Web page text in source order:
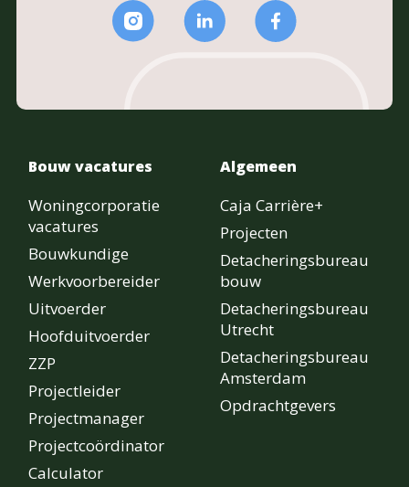
Bouw vacatures
Woningcorporatie
vacatures
Bouwkundige
Werkvoorbereider
Uitvoerder
Hoofduitvoerder
ZZP
Projectleider
Projectmanager
Projectcoördinator
Calculator
Algemeen
Caja Carrière+
Projecten
Detacheringsbureau
bouw
Detacheringsbureau
Utrecht
Detacheringsbureau
Amsterdam
Opdrachtgevers